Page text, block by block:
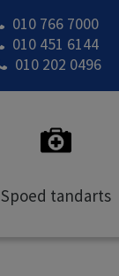
010 766 7000
010 451 6144
010 202 0496
Spoed tandarts